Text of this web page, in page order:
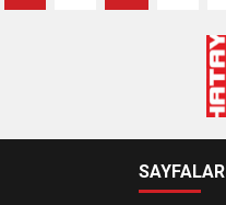
SAYFALAR